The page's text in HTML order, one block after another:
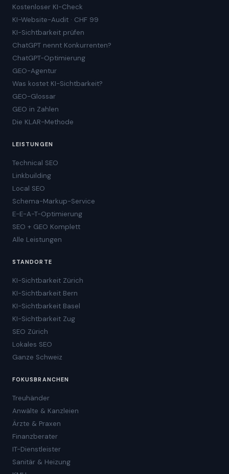
Kostenloser KI-Check
KI-Website-Audit · CHF 99
KI-Sichtbarkeit prüfen
ChatGPT nennt Konkurrenten?
ChatGPT-Optimierung
GEO-Agentur
Was kostet KI-Sichtbarkeit?
GEO-Glossar
GEO in Zahlen
Die KLAR-Methode
LEISTUNGEN
Technical SEO
Linkbuilding
Local SEO
Schema-Markup-Service
E-E-A-T-Optimierung
SEO + GEO Komplett
Alle Leistungen
STANDORTE
KI-Sichtbarkeit Zürich
KI-Sichtbarkeit Bern
KI-Sichtbarkeit Basel
KI-Sichtbarkeit Zug
SEO Zürich
Lokales SEO
Ganze Schweiz
FOKUSBRANCHEN
Treuhänder
Anwälte & Kanzleien
Ärzte & Praxen
Finanzberater
IT-Dienstleister
Sanitär & Heizung